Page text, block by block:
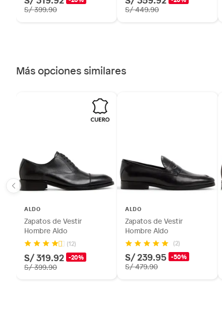
S/ 399.90 S/ 449.90
Más opciones similares
ALDO
Zapatos de Vestir
Hombre Aldo
(12)
S/ 319.92 -20%
S/ 399.90
ALDO
Zapatos de Vestir
Hombre Aldo
(2)
S/ 239.95 -50%
S/ 479.90